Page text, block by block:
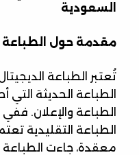
السعودية
مقدمة حول الطباعة
تُعتبر الطباعة
الطباعة الحديثة
الطباعة والإعلان.
الطباعة التقليدية
معقدة، جاءت الطباعة